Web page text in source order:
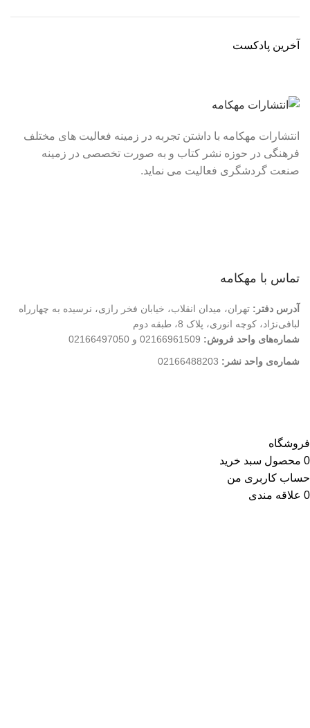
آخرین پادکست
انتشارات مهکامه با داشتن تجربه در زمینه فعالیت های مختلف
فرهنگی در حوزه نشر کتاب و به صورت تخصصی در زمینه
صنعت گردشگری فعالیت می نماید.
تماس با مهکامه
آدرس دفتر: تهران، میدان انقلاب، خیابان فخر رازی، نرسیده به چهارراه
لبافی‌نژاد، کوچه انوری، پلاک 8، طبقه دوم
شماره‌های واحد فروش: 02166961509 و 02166497050
شماره‌‌ی واحد نشر:
فروشگاه
0 محصول سبد خرید
حساب کاربری من
0 علاقه مندی